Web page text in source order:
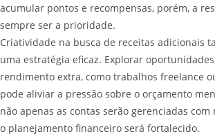
acumular pontos e recompensas, porém, a
sempre ser a prioridade.
Criatividade na busca de receitas adicionais
uma estratégia eficaz. Explorar
rendimento extra, como trabalhos freelance
pode aliviar a pressão sobre o orçamento
não apenas as contas serão gerenciadas com
o planejamento financeiro será fortalecido.